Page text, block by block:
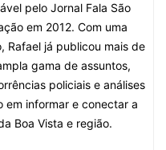
pelo Jornal Fala São
em 2012. Com uma
Rafael já publicou mais de
gama de assuntos,
policiais e análises
em informar e conectar a
Boa Vista e região.